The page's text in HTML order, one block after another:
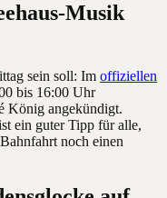
Musik
sein soll: Im offiziellen
bis 16:00 Uhr
König angekündigt.
ein guter Tipp für alle,
noch einen